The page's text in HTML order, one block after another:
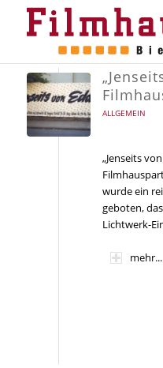
ALLGEMEIN
„Jenseits
wurde ein
geboten,
Lichtwerk-
mehr...